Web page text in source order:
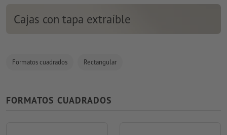
Cajas con tapa extraíble
Formatos cuadrados Rectangular
FORMATOS CUADRADOS